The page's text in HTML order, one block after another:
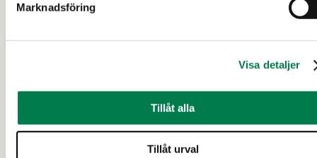
Marknadsföring
Visa detaljer
Tillåt alla
Tillåt urval